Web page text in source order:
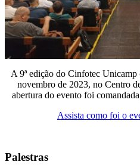
A 9ª edição do Cinfotec
novembro de 2023, no Centro
abertura do evento foi
Assista como foi o
Palestras